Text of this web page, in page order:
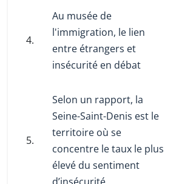
4.
Au musée de
l'immigration, le lien
entre étrangers et
insécurité en débat
5.
Selon un rapport, la
Seine-Saint-Denis est le
territoire où se
concentre le taux le plus
élevé du sentiment